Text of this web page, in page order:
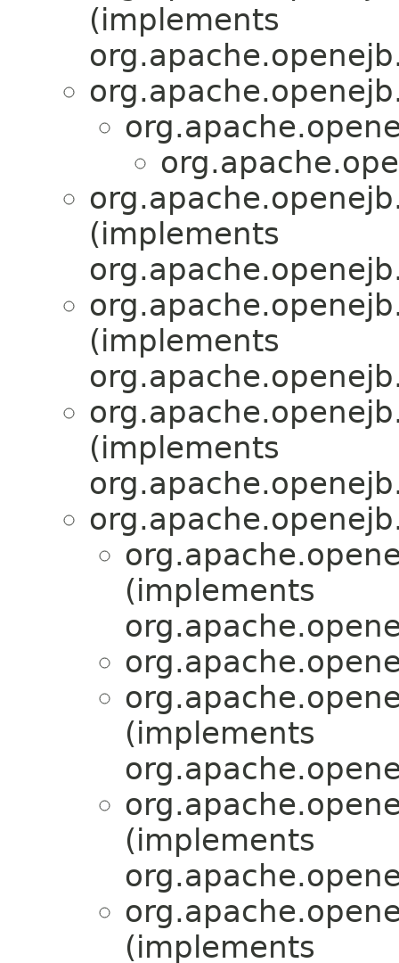
(implements
(implements
(implements
(implements
(implements
(implements
(implements
(implements